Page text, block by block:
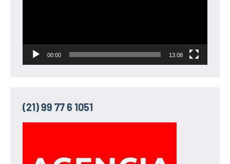
00:00 13:08
(21) 99 77 6 1051